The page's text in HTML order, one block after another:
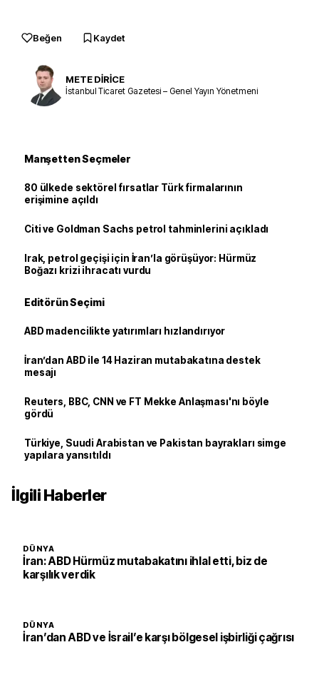
Beğen Kaydet
METE DİRİCE
İstanbul Ticaret Gazetesi – Genel Yayın Yönetmeni
Manşetten Seçmeler
80 ülkede sektörel fırsatlar Türk firmalarının
erişimine açıldı
Citi ve Goldman Sachs petrol tahminlerini açıkladı
Irak, petrol geçişi için İran’la görüşüyor: Hürmüz
Boğazı krizi ihracatı vurdu
Editörün Seçimi
ABD madencilikte yatırımları hızlandırıyor
İran’dan ABD ile 14 Haziran mutabakatına destek
mesajı
Reuters, BBC, CNN ve FT Mekke Anlaşması'nı böyle
gördü
Türkiye, Suudi Arabistan ve Pakistan bayrakları simge
yapılara yansıtıldı
İlgili Haberler
DÜNYA
İran: ABD Hürmüz mutabakatını ihlal etti, biz de
karşılık verdik
DÜNYA
İran’dan ABD ve İsrail’e karşı bölgesel işbirliği çağrısı